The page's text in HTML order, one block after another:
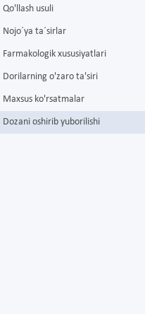
Qo'llash usuli
Nojo´ya ta´sirlar
Farmakologik xususiyatlari
Dorilarning o'zaro ta'siri
Maxsus ko'rsatmalar
Dozani oshirib yuborilishi